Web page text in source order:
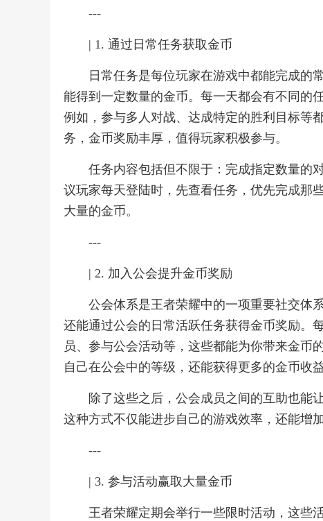
---
| 1. 通过日常任务获取金币
日常任务是每位玩家在游戏中都能完成的
能得到一定数量的金币。每一天都会有不同的
例如，参与多人对战、达成特定的胜利目标等
务，金币奖励丰厚，值得玩家积极参与。
任务内容包括但不限于：完成指定数量的
议玩家每天登陆时，先查看任务，优先完成那
大量的金币。
---
| 2. 加入公会提升金币奖励
公会体系是王者荣耀中的一项重要社交体
还能通过公会的日常活跃任务获得金币奖励。
员、参与公会活动等，这些都能为你带来金币
自己在公会中的等级，还能获得更多的金币收益
除了这些之后，公会成员之间的互助也能
这种方式不仅能进步自己的游戏效率，还能增
---
| 3. 参与活动赢取大量金币
王者荣耀定期会举行一些限时活动，这些